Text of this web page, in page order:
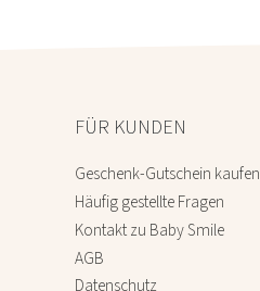
FÜR KUNDEN
Geschenk-Gutschein kaufen
Häufig gestellte Fragen
Kontakt zu Baby Smile
AGB
Datenschutz